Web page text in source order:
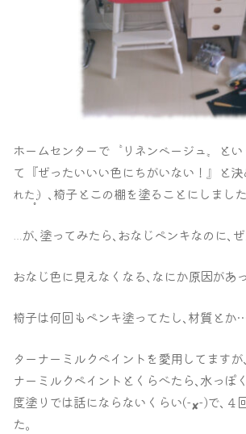
ホームセンターで〝リネンベージュ〟と
て『ぜったいいい色にちがいない！』と決
れた‧̣̥̇） ､椅子とこの棚を塗ることにしまし
…が､塗ってみたら､おなじペンキなのに､
おなじ色に見えなくなる､なにか原因があ
椅子は何回もペンキ塗ってたし､材質とか
ターナーミルクペイントを愛用してます
ナーミルクペイントとくらべたら､水っぽ
度塗りでは話にならないくらい(-✘-)で､４
た｡